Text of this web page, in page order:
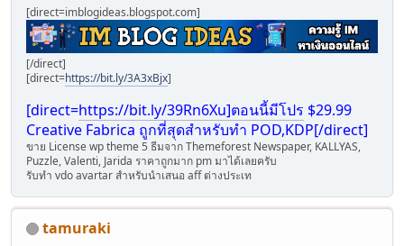
[direct=imblogideas.blogspot.com]
[/direct]
[direct=https://bit.ly/3A3xBjx]
[direct=https://bit.ly/39Rn6Xu]ตอนนี้มีโปร $29.99
Creative Fabrica ถูกที่สุดสำหรับทำ POD,KDP[/direct]
ขาย License wp theme 5 ธีมจา่ก Themeforest Newspaper, KALLYAS,
Puzzle, Valenti, Jarida ราคาถูกมาก pm มาได้เลยครับ
รับทำ vdo avartar สำหรับนำเสนอ aff ต่างประเท
tamuraki